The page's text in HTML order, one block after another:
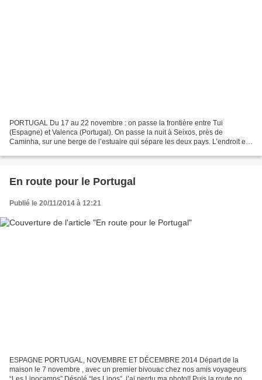
PORTUGAL Du 17 au 22 novembre : on passe la frontière entre Tui
(Espagne) et Valenca (Portugal). On passe la nuit à Seixos, près de
Caminha, sur une berge de l’estuaire qui sépare les deux pays. L’endroit est
En route pour le Portugal
Publié le 20/11/2014 à 12:21
ESPAGNE PORTUGAL, NOVEMBRE ET DÉCEMBRE 2014 Départ de la
maison le 7 novembre , avec un premier bivouac chez nos amis voyageurs